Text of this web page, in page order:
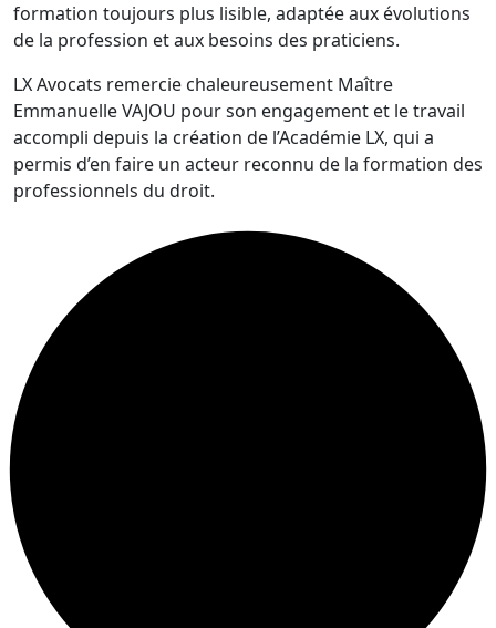
formation toujours plus lisible, adaptée aux évolutions
de la profession et aux besoins des praticiens.
LX Avocats remercie chaleureusement Maître
Emmanuelle VAJOU pour son engagement et le travail
accompli depuis la création de l’Académie LX, qui a
permis d’en faire un acteur reconnu de la formation des
professionnels du droit.